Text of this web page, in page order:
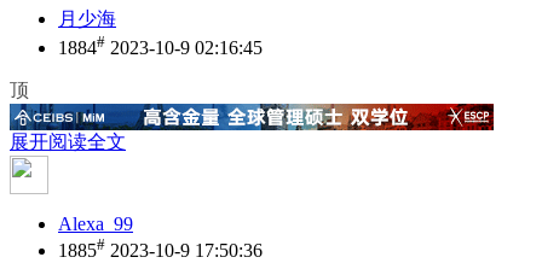
月少海
1884# 2023-10-9 02:16:45
顶
展开阅读全文
Alexa_99
1885# 2023-10-9 17:50:36